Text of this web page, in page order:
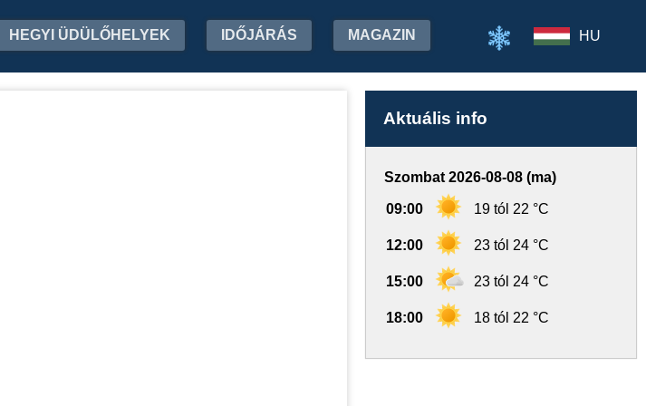
HEGYI ÜDÜLŐHELYEK IDŐJÁRÁS MAGAZIN HU
Aktuális info
Szombat 2026-08-08 (ma)
09:00 19 tól 22 °C
12:00 23 tól 24 °C
15:00 23 tól 24 °C
18:00 18 tól 22 °C